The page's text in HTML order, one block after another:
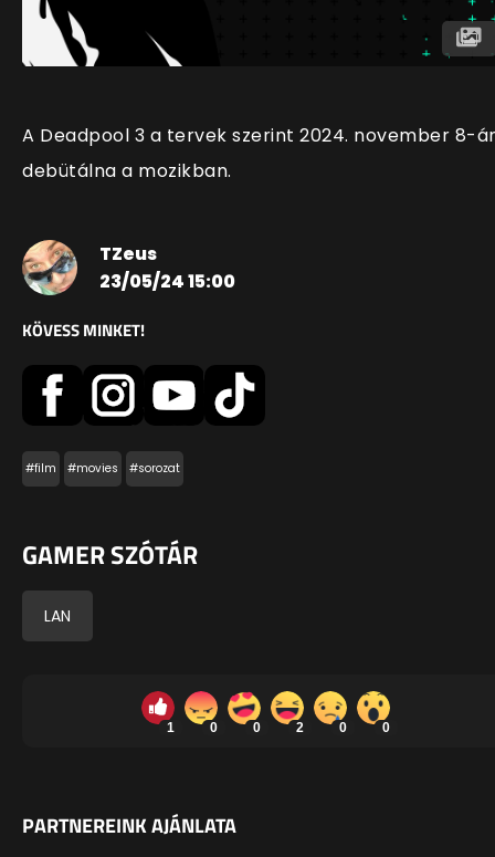
A Deadpool 3 a tervek szerint 2024. november 8-
debütálna a mozikban.
TZeus
23/05/24 15:00
KÖVESS MINKET!
#film #movies #sorozat
GAMER SZÓTÁR
LAN
1 0 0 2 0 0
PARTNEREINK AJÁNLATA